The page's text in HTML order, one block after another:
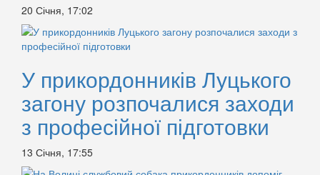
20 Січня, 17:02
У прикордонників Луцького
загону розпочалися заходи
з професійної підготовки
13 Січня, 17:55